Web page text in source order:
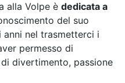
alla Volpe è dedicata a
del suo
nel trasmetterci i
permesso di
divertimento, passione